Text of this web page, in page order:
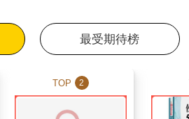
最受期待榜
TOP 2